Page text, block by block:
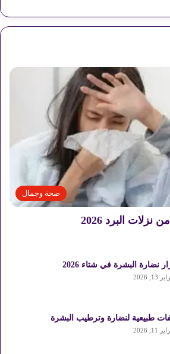
صحة وجمال
البرد 2026
نضارة البشرة في شتاء 2026
13, 2026
طبيعية لنضارة وترطيب البشرة
11, 2026